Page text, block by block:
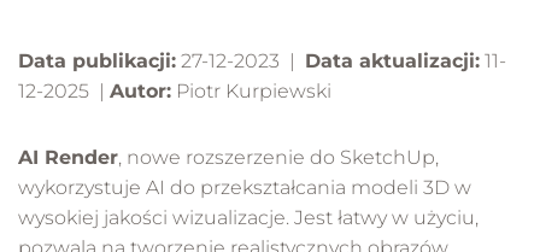
Data publikacji: 27-12-2023 | Data aktualizacji: 11-
12-2025 | Autor: Piotr Kurpiewski
AI Render, nowe rozszerzenie do SketchUp,
wykorzystuje AI do przekształcania modeli 3D w
wysokiej jakości wizualizacje. Jest łatwy w użyciu,